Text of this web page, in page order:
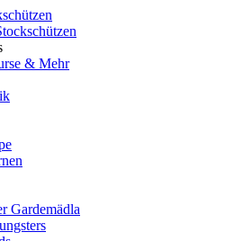
& Mehr
Gardemädla